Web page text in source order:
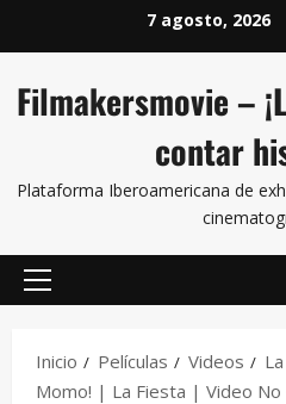
7 agosto, 2026
Filmakersmovie –
contar
Plataforma Iberoamericana de
Inicio Películas Videos
Momo! | La Fiesta | Video